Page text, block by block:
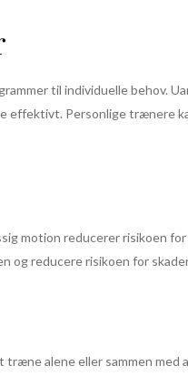
til individuelle behov.
effektivt. Personlige trænere
motion reducerer risikoen
reducere risikoen for
alene eller sammen med